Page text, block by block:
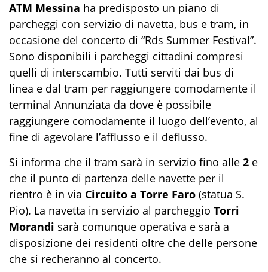
ATM Messina ha predisposto un piano di
parcheggi con servizio di navetta, bus e tram, in
occasione del concerto di “Rds Summer Festival”.
Sono disponibili i parcheggi cittadini compresi
quelli di interscambio. Tutti serviti dai bus di
linea e dal tram per raggiungere comodamente il
terminal Annunziata da dove è possibile
raggiungere comodamente il luogo dell’evento, al
fine di agevolare l’afflusso e il deflusso.
Si informa che il tram sarà in servizio fino alle 2 e
che il punto di partenza delle navette per il
rientro è in via Circuito a Torre Faro (statua S.
Pio). La navetta in servizio al parcheggio Torri
Morandi sarà comunque operativa e sarà a
disposizione dei residenti oltre che delle persone
che si recheranno al concerto.